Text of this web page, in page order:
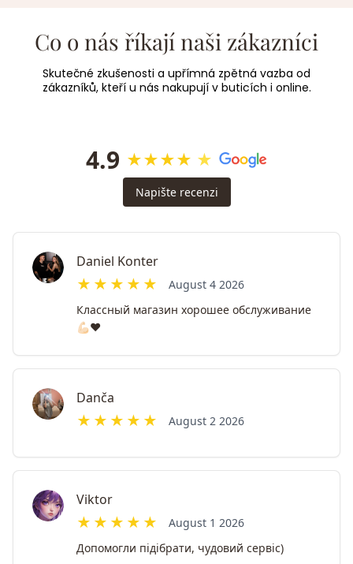
Co o nás říkají naši zákazníci
Skutečné zkušenosti a upřímná zpětná vazba od
zákazníků, kteří u nás nakupují v buticích i online.